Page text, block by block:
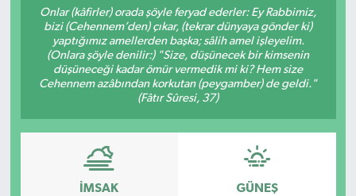
Onlar (kâfirler) orada şöyle feryad ederler: Ey Rabbimiz,
bizi (Cehennem’den) çıkar, (tekrar dünyaya gönder ki)
yaptığımız amellerden başka; sâlih amel işleyelim.
(Onlara şöyle denilir:) "Size, düşünecek bir kimsenin
düşüneceği kadar ömür vermedik mi ki? Hem size
Cehennem azâbından korkutan (peygamber) de geldi."
(Fâtır Sûresi, 37)
İMSAK GÜNEŞ
Konsorsiyum
PROJECTS
YEREL MEDYA RAPORU